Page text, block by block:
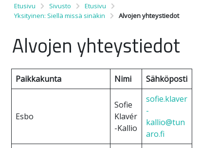
Etusivu Sivusto
Etusivu
Yksityinen: Siellä missä sinäkin
Alvojen yhteystiedot
Alvojen yhteystiedot
Paikkakunta Nimi Sähköposti
Esbo
Sofie
Klavér
-Kallio
sofie.klaver
-
kallio@tun
aro.fi